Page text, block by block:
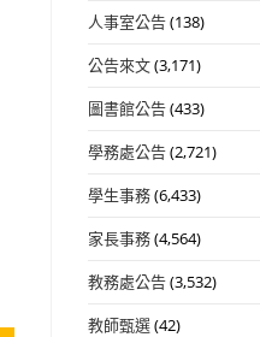
人事室公告(138)
公告來文(3,171)
圖書館公告(433)
學務處公告(2,721)
學生事務(6,433)
家長事務(4,564)
教務處公告(3,532)
教師甄選(42)